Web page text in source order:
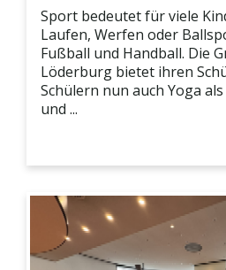
Sport bedeutet für viele
Laufen, Werfen oder
Fußball und Handball. Die
Löderburg bietet ihren
Schülern nun auch Yoga
und ...